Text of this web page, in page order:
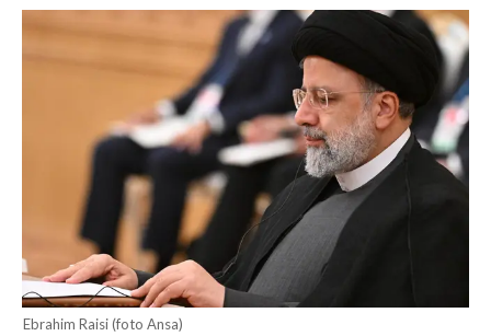
CRONACA
ECONOMIA
SERVIZI ALLE IMPRESE
LAVORO
BANDI
Ebrahim Raisi (foto Ansa)